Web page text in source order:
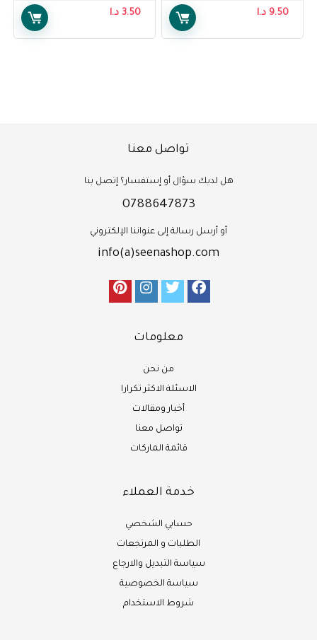
9.50 د.ا 3.50 د.ا
تواصل معنا
هل لديك سؤال أو إستفسار؟ إتصل بنا
0788647873
أو أرسل رسالة إلى عنواننا الإلكتروني
info(a)seenashop.com
معلومات
من نحن
الاسئلة الاكثر تكرارا
أخبار ومقالات
تواصل معنا
قائمة الماركات
خدمة العملاء
حسابي الشخصي
الطلبات و المرتجعات
سياسة التبديل والارجاع
سياسة الخصوصية
شروط الاستخدام